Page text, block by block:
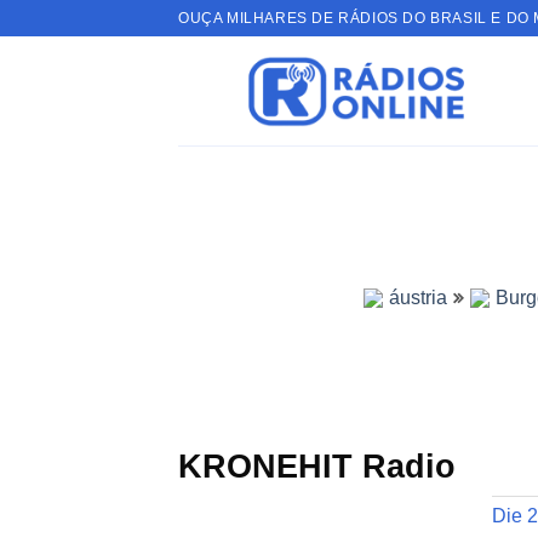
OUÇA MILHARES DE RÁDIOS DO BRASIL E DO
áustria
KRONEHIT Radio
Die